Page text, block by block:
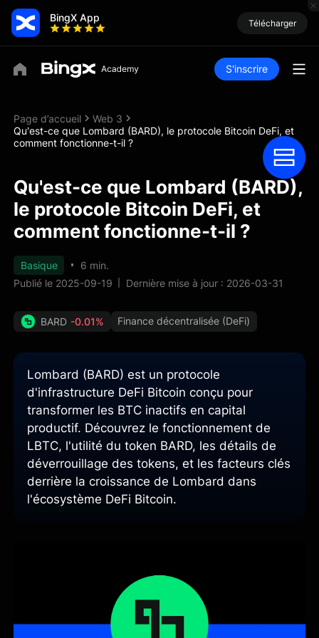
BingX App Télécharger
S'inscrire
Page d’accueil
Web 3
Qu'est-ce que Lombard (BARD), le protocole Bitcoin DeFi, et
comment fonctionne-t-il ?
Qu'est-ce que Lombard (BARD),
le protocole Bitcoin DeFi, et
comment fonctionne-t-il ?
Basique
6 min.
Publié le 2025-09-19
Dernière mise à jour : 2026-03-31
BARD -0.01% Finance décentralisée (DeFi)
Lombard (BARD) est un protocole
d'infrastructure DeFi Bitcoin conçu pour
transformer les BTC inactifs en capital
productif. Découvrez le fonctionnement de
LBTC, l'utilité du token BARD, les détails de
déverrouillage des tokens, et les facteurs clés
derrière la croissance de Lombard dans
l'écosystème DeFi Bitcoin.